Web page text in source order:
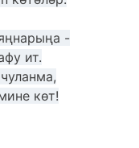
-
ит.
көт!